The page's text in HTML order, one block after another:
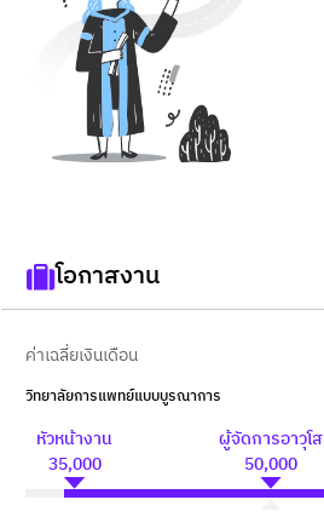
โอกาสงาน
ค่าเฉลี่ยเงินเดือน
วิทยาลัยการแพทย์แบบบูรณาการ
หัวหน้างาน
35,000
ผู้จัดการอาวุโส
50,000